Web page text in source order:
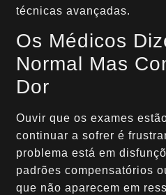
técnicas avançadas.
Os Médicos
Normal Mas
Dor
Ouvir que os exames
continuar a sofrer é
problema está em
padrões compensatórios
que não aparecem em